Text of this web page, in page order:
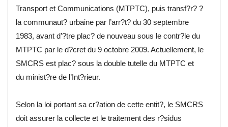
Transport et Communications (MTPTC), puis transf?r? ?
la communaut? urbaine par l’arr?t? du 30 septembre
1983, avant d’?tre plac? de nouveau sous le contr?le du
MTPTC par le d?cret du 9 octobre 2009. Actuellement, le
SMCRS est plac? sous la double tutelle du MTPTC et
du minist?re de l’Int?rieur.
Selon la loi portant sa cr?ation de cette entit?, le SMCRS
doit assurer la collecte et le traitement des r?sidus